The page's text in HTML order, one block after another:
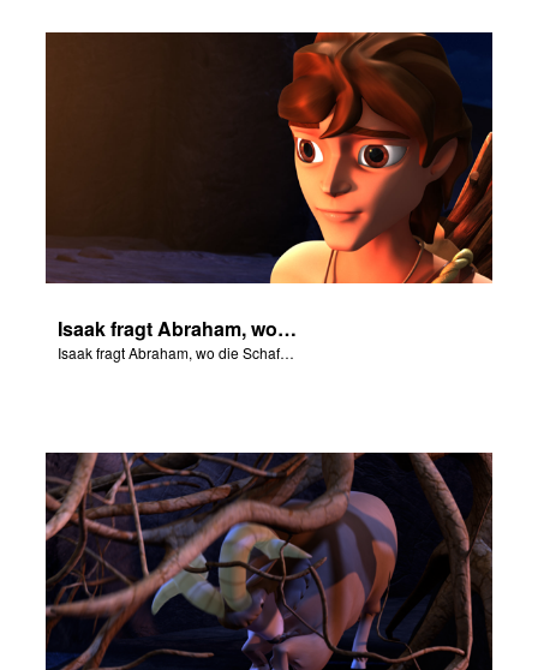
Isaak fragt Abraham, wo die Schafe für das Brandopfer sind.
Isaak fragt Abraham, wo die Schafe für das Brandopfer sind.